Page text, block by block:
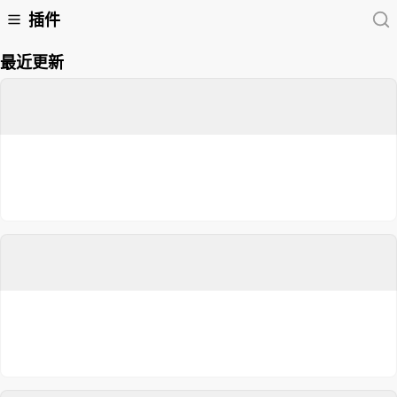
插件
最近更新